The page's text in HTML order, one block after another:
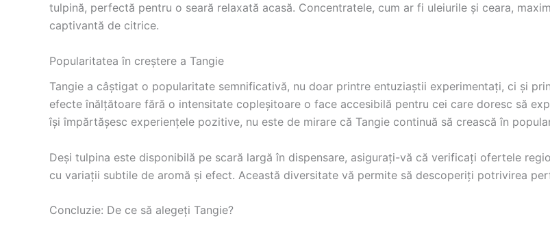
tulpină, perfectă pentru o seară relaxată acasă. Concentratele, cum ar fi uleiurile și ceara,
captivantă de citrice.
Popularitatea în creștere a Tangie
Tangie a câștigat o popularitate semnificativă, nu doar printre entuziaștii experimentați, ci și
efecte înălțătoare fără o intensitate copleșitoare o face accesibilă pentru cei care doresc să
își împărtășesc experiențele pozitive, nu este de mirare că Tangie continuă să crească în
Deși tulpina este disponibilă pe scară largă în dispensare, asigurați-vă că verificați ofertele
cu variații subtile de aromă și efect. Această diversitate vă permite să descoperiți potrivirea
Concluzie: De ce să alegeți Tangie?